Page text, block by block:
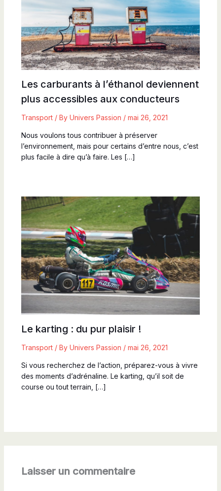
Les carburants à l’éthanol deviennent
plus accessibles aux conducteurs
Transport/ By Univers Passion / mai 26, 2021
Nous voulons tous contribuer à préserver
l’environnement, mais pour certains d’entre nous, c’est
plus facile à dire qu’à faire. Les […]
Le karting : du pur plaisir !
Transport/ By Univers Passion / mai 26, 2021
Si vous recherchez de l’action, préparez-vous à vivre
des moments d’adrénaline. Le karting, qu’il soit de
course ou tout terrain, […]
Laisser un commentaire